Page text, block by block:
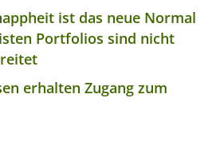
ist das neue Normal
Portfolios sind nicht
erhalten Zugang zum